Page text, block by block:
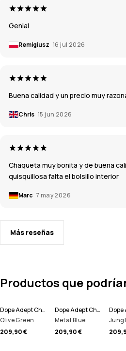
Genial
Remigiusz 16 jul 2026
Buena calidad y un precio muy
Chris 15 jun 2026
Chaqueta muy bonita y de buena
quisquillosa falta el bolsillo interior
Marc 7 may 2026
Más reseñas
Productos que
Dope Adept Chaqueta Snowboard Hombre
Olive Green
209,90 €
Dope Adept Chaqueta Snowboard Hombre
Metal Blue
209,90 €